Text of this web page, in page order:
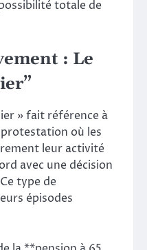
totale de
: Le
» fait référence à
où les
leur activité
avec une décision
type de
épisodes